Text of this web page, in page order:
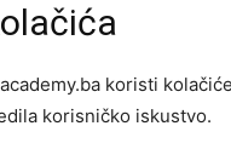
koristi
korisničko iskustvo.